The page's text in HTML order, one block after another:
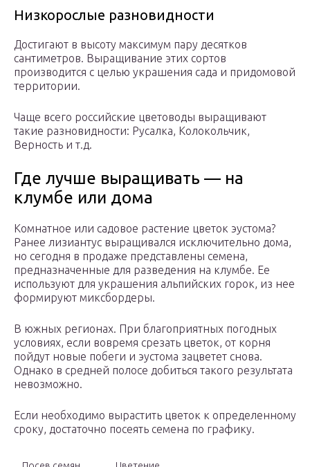
Низкорослые разновидности
Достигают в высоту максимум пару десятков
сантиметров. Выращивание этих сортов
производится с целью украшения сада и придомовой
территории.
Чаще всего российские цветоводы выращивают
такие разновидности: Русалка, Колокольчик,
Верность и т.д.
Где лучше выращивать — на
клумбе или дома
Комнатное или садовое растение цветок эустома?
Ранее лизиантус выращивался исключительно дома,
но сегодня в продаже представлены семена,
предназначенные для разведения на клумбе. Ее
используют для украшения альпийских горок, из нее
формируют миксбордеры.
В южных регионах. При благоприятных погодных
условиях, если вовремя срезать цветок, от корня
пойдут новые побеги и эустома зацветет снова.
Однако в средней полосе добиться такого результата
невозможно.
Если необходимо вырастить цветок к определенному
сроку, достаточно посеять семена по графику.